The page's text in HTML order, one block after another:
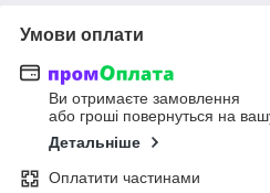
Умови оплати
Ви отримаєте замовлення
або гроші повернуться на
Детальніше
Оплатити частинами